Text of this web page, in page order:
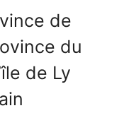
de
du
de Ly